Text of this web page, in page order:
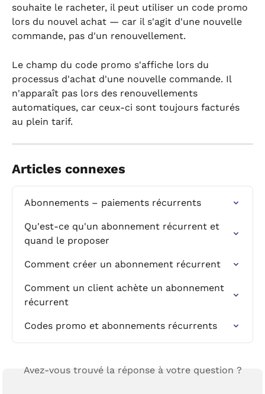
souhaite le racheter, il peut utiliser un code promo
lors du nouvel achat — car il s'agit d'une nouvelle
commande, pas d'un renouvellement.
Le champ du code promo s'affiche lors du
processus d'achat d'une nouvelle commande. Il
n'apparaît pas lors des renouvellements
automatiques, car ceux-ci sont toujours facturés
au plein tarif.
Articles connexes
Abonnements – paiements récurrents
Qu'est-ce qu'un abonnement récurrent et
quand le proposer
Comment créer un abonnement récurrent
Comment un client achète un abonnement
récurrent
Codes promo et abonnements récurrents
Avez-vous trouvé la réponse à votre question ?